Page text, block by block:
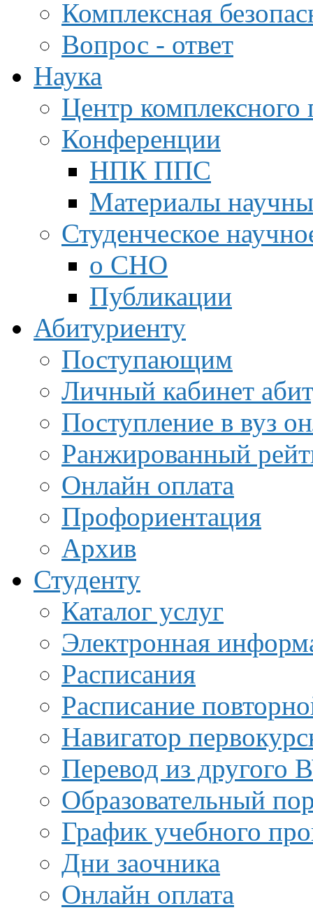
Комплексная
Вопрос - ответ
Наука
Центр
Конференции
НПК ППС
Материалы
Студенческое
о СНО
Публикации
Абитуриенту
Поступающим
Личный кабинет
Поступление в вуз
Ранжированный
Онлайн оплата
Профориентация
Архив
Студенту
Каталог услуг
Электронная
Расписания
Расписание
Навигатор
Перевод из другого
Образовательный
График учебного
Дни заочника
Онлайн оплата